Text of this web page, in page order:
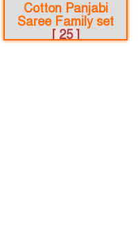
Cotton Panjabi
Saree Family set
[ 25 ]